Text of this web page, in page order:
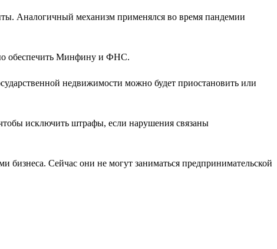
Аналогичный механизм применялся во время пандемии
обеспечить Минфину и ФНС.
недвижимости можно будет приостановить или
исключить штрафы, если нарушения связаны
бизнеса. Сейчас они не могут заниматься предпринимательской